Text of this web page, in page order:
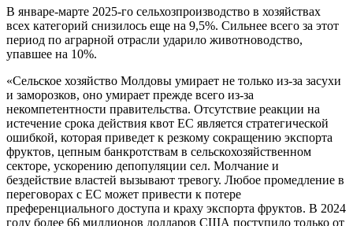
В январе-марте 2025-го сельхозпроизводство в хозяйствах
всех категорий снизилось еще на 9,5%. Сильнее всего за этот
период по аграрной отрасли ударило животноводство,
упавшее на 10%.
«Сельское хозяйство Молдовы умирает не только из-за засухи
и заморозков, оно умирает прежде всего из-за
некомпетентности правительства. Отсутствие реакции на
истечение срока действия квот ЕС является стратегической
ошибкой, которая приведет к резкому сокращению экспорта
фруктов, цепным банкротствам в сельскохозяйственном
секторе, ускорению депопуляции сел. Молчание и
бездействие властей вызывают тревогу. Любое промедление в
переговорах с ЕС может привести к потере
преференциального доступа и краху экспорта фруктов. В 2024
году более 66 миллионов долларов США поступило только от